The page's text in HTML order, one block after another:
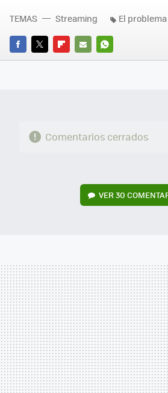
FACEBOOK
TWITTERFLIPBOARD
E-
WHATSAPP
TEMAS Streaming El
Comentarios cerrados
VER 30